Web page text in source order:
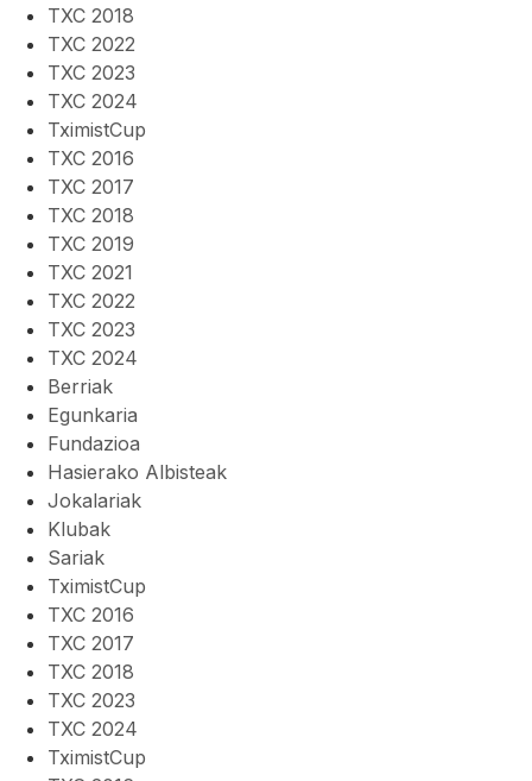
TXC 2018
TXC 2022
TXC 2023
TXC 2024
TximistCup
TXC 2016
TXC 2017
TXC 2018
TXC 2019
TXC 2021
TXC 2022
TXC 2023
TXC 2024
Berriak
Egunkaria
Fundazioa
Hasierako Albisteak
Jokalariak
Klubak
Sariak
TximistCup
TXC 2016
TXC 2017
TXC 2018
TXC 2023
TXC 2024
TximistCup